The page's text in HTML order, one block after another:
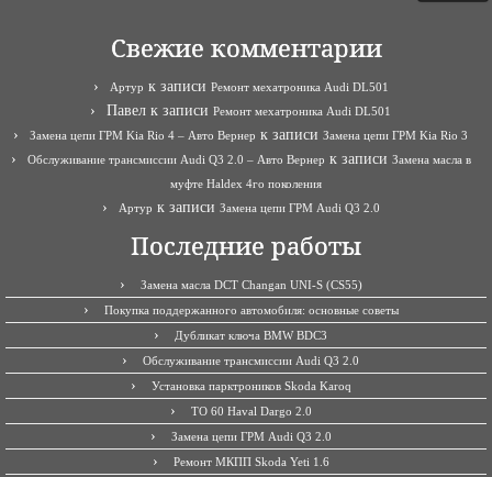
Свежие комментарии
Артур к записи Ремонт мехатроника Audi DL501
Павел к записи Ремонт мехатроника Audi DL501
Замена цепи ГРМ Kia Rio 4 – Авто Вернер к записи Замена цепи ГРМ Kia Rio 3
Обслуживание трансмиссии Audi Q3 2.0 – Авто Вернер к записи Замена масла в
муфте Haldex 4го поколения
Артур к записи Замена цепи ГРМ Audi Q3 2.0
Последние работы
Замена масла DCT Changan UNI-S (CS55)
Покупка поддержанного автомобиля: основные советы
Дубликат ключа BMW BDC3
Обслуживание трансмиссии Audi Q3 2.0
Установка парктроников Skoda Karoq
ТО 60 Haval Dargo 2.0
Замена цепи ГРМ Audi Q3 2.0
Ремонт МКПП Skoda Yeti 1.6